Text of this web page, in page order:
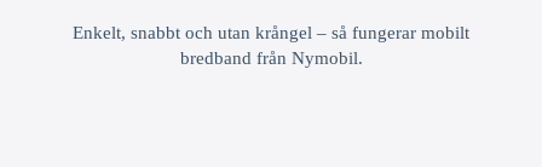
Enkelt, snabbt och utan krångel – så fungerar mobilt
bredband från Nymobil.